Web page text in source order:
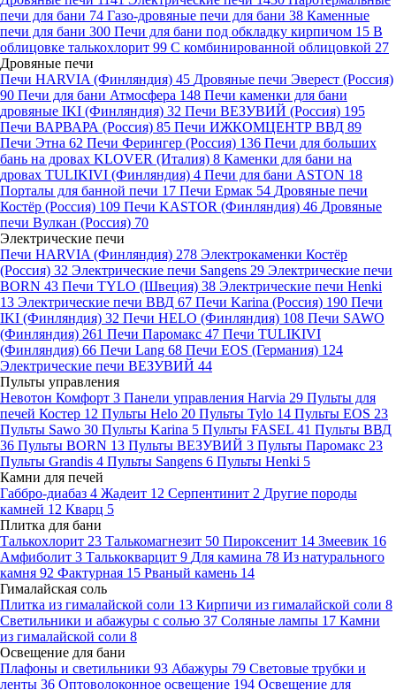
печи для бани 74 Газо-дровяные печи для бани 38 Каменные
печи для бани 300 Печи для бани под обкладку кирпичом 15 В
облицовке талькохлорит 99 С комбинированной облицовкой 27
Дровяные печи
Печи HARVIA (Финляндия) 45 Дровяные печи Эверест (Россия)
90 Печи для бани Атмосфера 148 Печи каменки для бани
дровяные IKI (Финляндия) 32 Печи ВЕЗУВИЙ (Россия) 195
Печи ВАРВАРА (Россия) 85 Печи ИЖКОМЦЕНТР ВВД 89
Печи Этна 62 Печи Ферингер (Россия) 136 Печи для больших
бань на дровах KLOVER (Италия) 8 Каменки для бани на
дровах TULIKIVI (Финляндия) 4 Печи для бани ASTON 18
Порталы для банной печи 17 Печи Ермак 54 Дровяные печи
Костёр (Россия) 109 Печи KASTOR (Финляндия) 46 Дровяные
печи Вулкан (Россия) 70
Электрические печи
Печи HARVIA (Финляндия) 278 Электрокаменки Костёр
(Россия) 32 Электрические печи Sangens 29 Электрические печи
BORN 43 Печи TYLO (Швеция) 38 Электрические печи Henki
13 Электрические печи ВВД 67 Печи Karina (Россия) 190 Печи
IKI (Финляндия) 32 Печи HELO (Финляндия) 108 Печи SAWO
(Финляндия) 261 Печи Паромакс 47 Печи TULIKIVI
(Финляндия) 66 Печи Lang 68 Печи EOS (Германия) 124
Электрические печи ВЕЗУВИЙ 44
Пульты управления
Невотон Комфорт 3 Панели управления Harvia 29 Пульты для
печей Костер 12 Пульты Helo 20 Пульты Tylo 14 Пульты EOS 23
Пульты Sawo 30 Пульты Karina 5 Пульты FASEL 41 Пульты ВВД
36 Пульты BORN 13 Пульты ВЕЗУВИЙ 3 Пульты Паромакс 23
Пульты Grandis 4 Пульты Sangens 6 Пульты Henki 5
Камни для печей
Габбро-диабаз 4 Жадеит 12 Серпентинит 2 Другие породы
камней 12 Кварц 5
Плитка для бани
Талькохлорит 23 Талькомагнезит 50 Пироксенит 14 Змеевик 16
Амфиболит 3 Талькокварцит 9 Для камина 78 Из натурального
камня 92 Фактурная 15 Рваный камень 14
Гималайская соль
Плитка из гималайской соли 13 Кирпичи из гималайской соли 8
Светильники и абажуры с солью 37 Соляные лампы 17 Камни
из гималайской соли 8
Освещение для бани
Плафоны и светильники 93 Абажуры 79 Световые трубки и
ленты 36 Оптоволоконное освещение 194 Освещение для